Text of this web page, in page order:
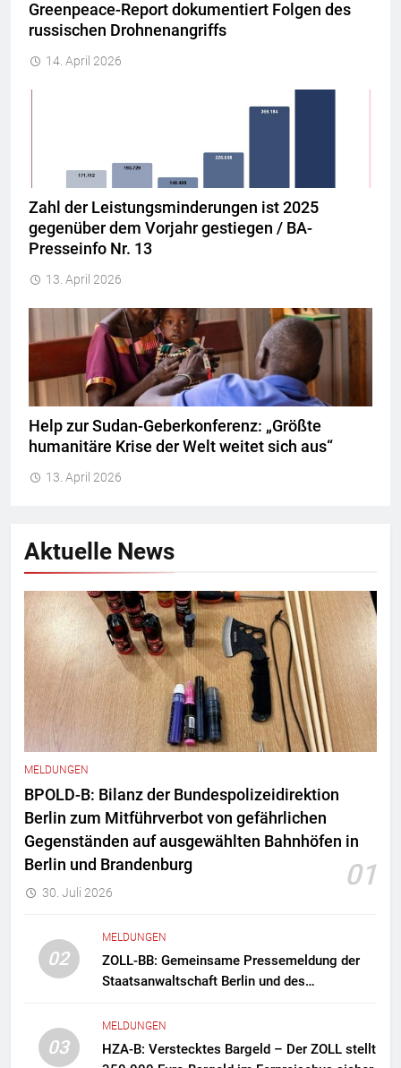
Greenpeace-Report dokumentiert Folgen des
russischen Drohnenangriffs
14. April 2026
Zahl der Leistungsminderungen ist 2025
gegenüber dem Vorjahr gestiegen / BA-
Presseinfo Nr. 13
13. April 2026
Help zur Sudan-Geberkonferenz: „Größte
humanitäre Krise der Welt weitet sich aus“
13. April 2026
Aktuelle News
MELDUNGEN
BPOLD-B: Bilanz der Bundespolizeidirektion
Berlin zum Mitführverbot von gefährlichen
Gegenständen auf ausgewählten Bahnhöfen in
Berlin und Brandenburg
01
30. Juli 2026
02
MELDUNGEN
ZOLL-BB: Gemeinsame Pressemeldung der
Staatsanwaltschaft Berlin und des
Zollfahndung hebt mutmaßliches
Drogenlabor aus
03
MELDUNGEN
HZA-B: Verstecktes Bargeld – Der ZOLL stellt